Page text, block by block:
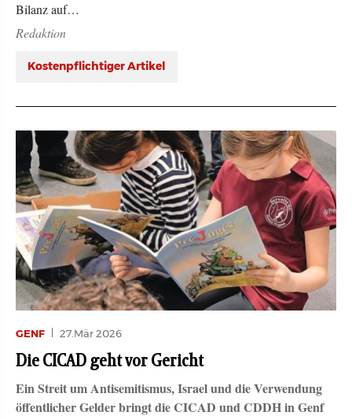
Bilanz auf…
Redaktion
Kostenpflichtiger Artikel
GENF 27.Mär 2026
Die CICAD geht vor Gericht
Ein Streit um Antisemitismus, Israel und die Verwendung
öffentlicher Gelder bringt die CICAD und CDDH in Genf